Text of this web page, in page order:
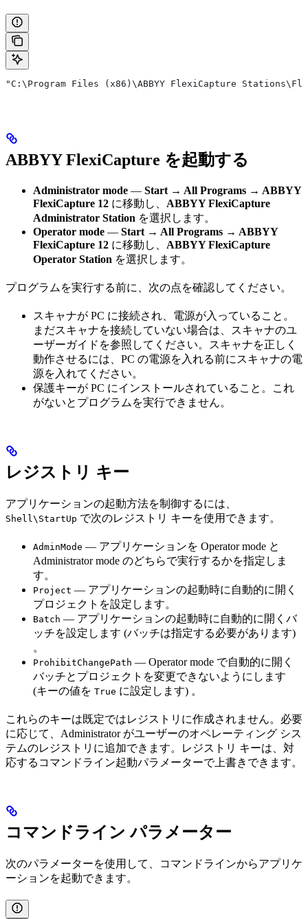
"C:\Program Files (x86)\ABBYY FlexiCapture
ABBYY FlexiCapture を起動する
Administrator mode — Start → All Programs → ABBYY
FlexiCapture 12 に移動し、 ABBYY FlexiCapture
Administrator Station を選択します。
Operator mode — Start → All Programs → ABBYY
FlexiCapture 12 に移動し、 ABBYY FlexiCapture
Operator Station を選択します。
プログラムを実行する前に、次の点を確認してください。
スキャナが PC に接続され、電源が入っていること。
まだスキャナを接続していない場合は、スキャナのユ
ーザーガイドを参照してください。スキャナを正しく
動作させるには、PC の電源を入れる前にスキャナの電
源を入れてください。
保護キーが PC にインストールされていること。これ
がないとプログラムを実行できません。
レジストリ キー
アプリケーションの起動方法を制御するには、
Shell\StartUp で次のレジストリ キーを使用できます。
AdminMode — アプリケーションを Operator mode と
Administrator mode のどちらで実行するかを指定しま
す。
Project — アプリケーションの起動時に自動的に開く
プロジェクトを設定します。
Batch — アプリケーションの起動時に自動的に開くバ
ッチを設定します (バッチは指定する必要があります)
。
ProhibitChangePath — Operator mode で自動的に開く
バッチとプロジェクトを変更できないようにします
(キーの値を True に設定します) 。
これらのキーは既定ではレジストリに作成されません。必要
に応じて、Administrator がユーザーのオペレーティング シス
テムのレジストリに追加できます。レジストリ キーは、対
応するコマンドライン起動パラメーターで上書きできます。
コマンドライン パラメーター
次のパラメーターを使用して、コマンドラインからアプリケ
ーションを起動できます。